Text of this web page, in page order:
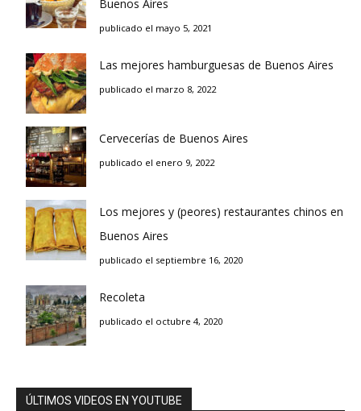
Buenos Aires
publicado el mayo 5, 2021
Las mejores hamburguesas de Buenos Aires
publicado el marzo 8, 2022
Cervecerías de Buenos Aires
publicado el enero 9, 2022
Los mejores y (peores) restaurantes chinos en
Buenos Aires
publicado el septiembre 16, 2020
Recoleta
publicado el octubre 4, 2020
ÚLTIMOS VIDEOS EN YOUTUBE